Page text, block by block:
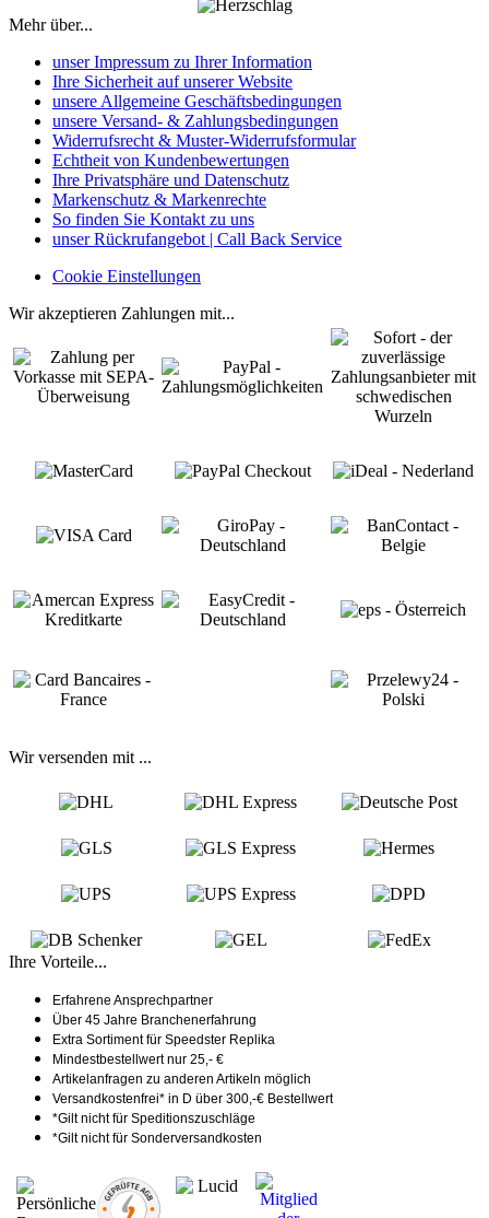
Mehr über...
unser Impressum zu Ihrer Information
Ihre Sicherheit auf unserer Website
unsere Allgemeine Geschäftsbedingungen
unsere Versand- & Zahlungsbedingungen
Widerrufsrecht & Muster-Widerrufsformular
Echtheit von Kundenbewertungen
Ihre Privatsphäre und Datenschutz
Markenschutz & Markenrechte
So finden Sie Kontakt zu uns
unser Rückrufangebot | Call Back Service
Cookie Einstellungen
Wir akzeptieren Zahlungen mit...
Wir versenden mit ...
Ihre Vorteile...
Erfahrene Ansprechpartner
Über 45 Jahre Branchenerfahrung
Extra Sortiment für Speedster Replika
Mindestbestellwert nur 25,- €
Artikelanfragen zu anderen Artikeln möglich
Versandkostenfrei* in D über 300,-€ Bestellwert
*Gilt nicht für Speditionszuschläge
*Gilt nicht für Sonderversandkosten